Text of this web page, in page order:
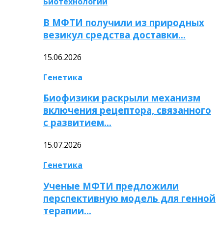
В МФТИ получили из природных
везикул средства доставки…
15.06.2026
Генетика
Биофизики раскрыли механизм
включения рецептора, связанного
с развитием…
15.07.2026
Генетика
Ученые МФТИ предложили
перспективную модель для генной
терапии…